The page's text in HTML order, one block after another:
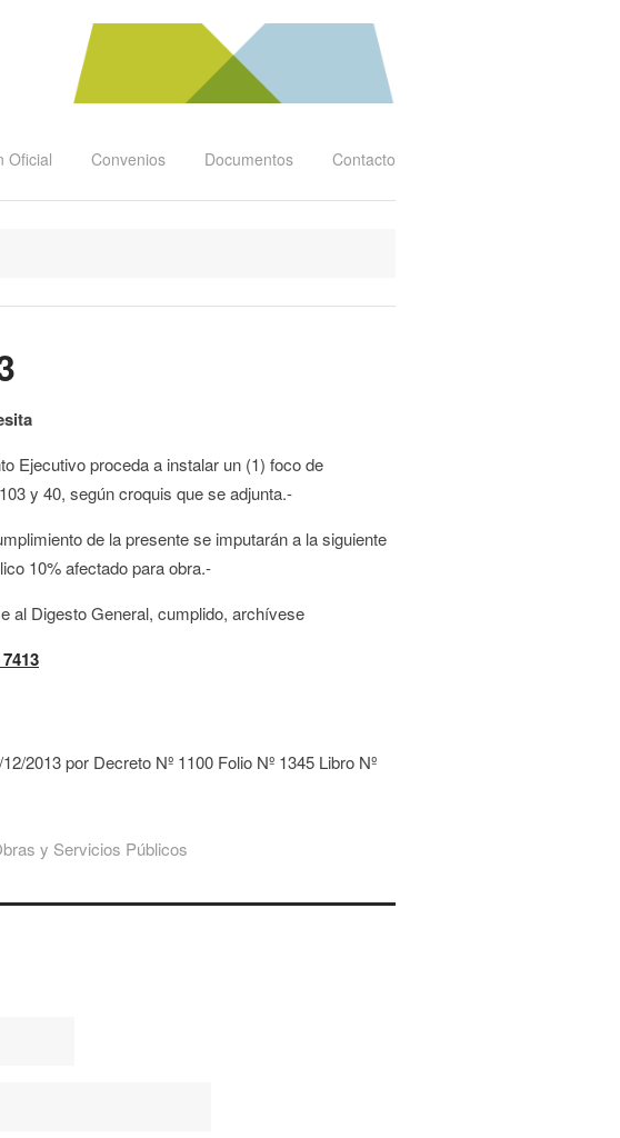
Oficial Convenios Documentos Contacto
Ejecutivo proceda a instalar un (1) foco de
y 40, según croquis que se adjunta.-
de la presente se imputarán a la siguiente
10% afectado para obra.-
al Digesto General, cumplido, archívese
2013 por Decreto Nº 1100 Folio Nº 1345 Libro Nº
y Servicios Públicos